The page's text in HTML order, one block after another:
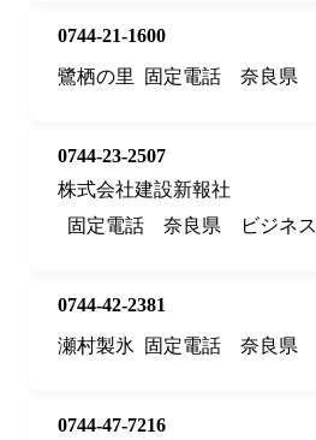
0744-21-1600
鷺栖の里
固定電話 奈良県
0744-23-2507
株式会社建設新報社
固定電話
奈良県 ビジネス
0744-42-2381
瀬村製氷
固定電話 奈良県
0744-47-7216